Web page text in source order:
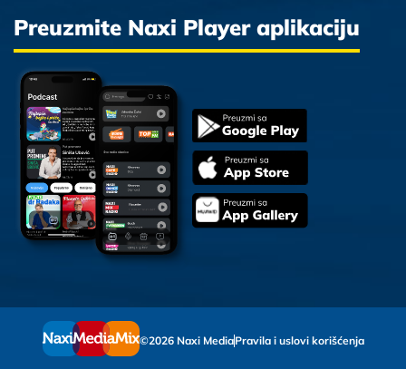
Preuzmite Naxi Player aplikaciju
©2026 Naxi MediaPravila i uslovi korišćenja